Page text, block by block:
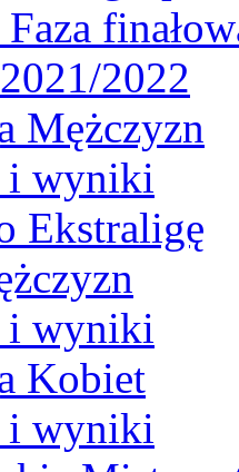
2022
Mężczyzn
i wyniki
Ekstraligę
i wyniki
Kobiet
i wyniki